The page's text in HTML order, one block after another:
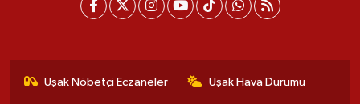
Uşak Nöbetçi Eczaneler Uşak Hava Durumu